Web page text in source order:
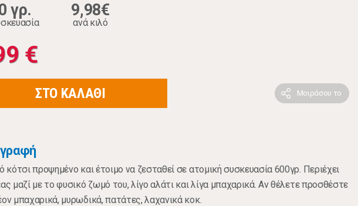
γρ. 9,98€
ανά κιλό
€
ΣΤΟ ΚΑΛΑΘΙ Μοιράσου το
κότσι προψημένο και έτοιμο να ζεσταθεί σε ατομική συσκευασία 600γρ. Περιέχει
μαζί με το φυσικό ζωμό του, λίγο αλάτι και λίγα μπαχαρικά. Αν θέλετε προσθέστε
μπαχαρικά, μυρωδικά, πατάτες, λαχανικά κοκ.